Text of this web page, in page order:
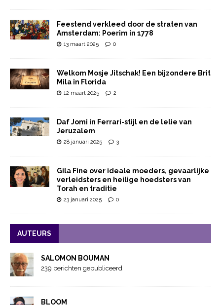
Feestend verkleed door de straten van
Amsterdam: Poerim in 1778
13 maart 2025 0
Welkom Mosje Jitschak! Een bijzondere Brit
Mila in Florida
12 maart 2025 2
Daf Jomi in Ferrari-stijl en de lelie van
Jeruzalem
28 januari 2025 3
Gila Fine over ideale moeders, gevaarlijke
verleidsters en heilige hoedsters van
Torah en traditie
23 januari 2025 0
AUTEURS
SALOMON BOUMAN
239 berichten gepubliceerd
BLOOM